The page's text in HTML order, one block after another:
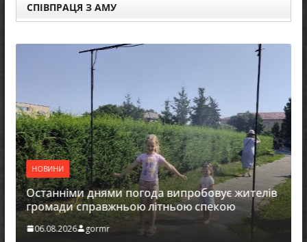
СПІВПРАЦЯ З АМУ
НОВИНИ
Останніми днями погода випробовує жителів
громади справжньою літньою спекою
06.08.2026 gormr